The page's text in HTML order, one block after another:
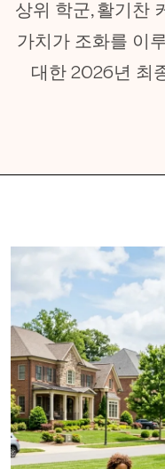
상위 학군, 활기찬
가치가 조화를 이
대한 2026년 최